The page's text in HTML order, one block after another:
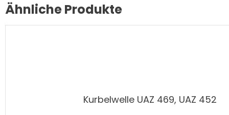
Ähnliche Produkte
Kurbelwelle UAZ 469, UAZ 452